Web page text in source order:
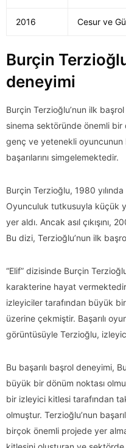
2016 Cesur ve
Burçin
deneyimi
Burçin Terzioğlu’nun ilk
sinema sektöründe önemli bir
genç ve yetenekli
başarılarını simgelemektedir.
Burçin Terzioğlu, 1980
Oyunculuk tutkusuyla küçük
yer aldı. Ancak asıl çıkışını,
Bu dizi, Terzioğlu’nun ilk
“Elif” dizisinde Burçin
karakterine hayat
izleyiciler tarafından büyük
üzerine çekmiştir. Başarılı
görüntüsüyle Terzioğlu,
Bu başarılı başrol deneyimi,
büyük bir dönüm noktası
bir izleyici kitlesi tarafından
olmuştur. Terzioğlu’nun
birçok önemli projede yer